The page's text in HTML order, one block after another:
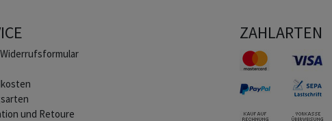
und Retoure
ZAHLARTEN